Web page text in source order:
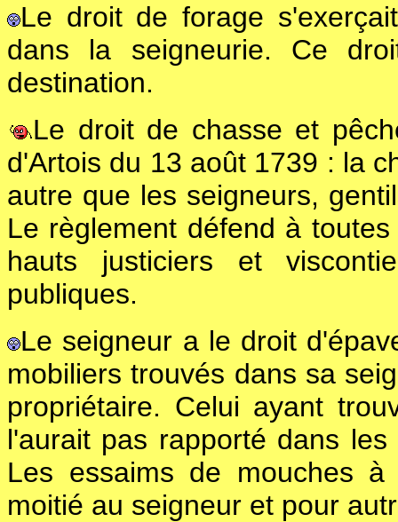
Le droit de forage
dans la seigneurie. Ce
destination.
Le droit de chasse et
d'Artois du 13 août 1739 : la
autre que les seigneurs,
Le règlement défend à
hauts justiciers et
publiques.
Le seigneur a le droit
mobiliers trouvés dans sa
propriétaire. Celui ayant
l'aurait pas rapporté dans
Les essaims de mouches
moitié au seigneur et pour